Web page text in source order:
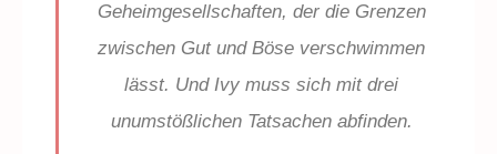
Geheimgesellschaften, der die Grenzen
zwischen Gut und Böse verschwimmen
lässt. Und Ivy muss sich mit drei
unumstößlichen Tatsachen abfinden.